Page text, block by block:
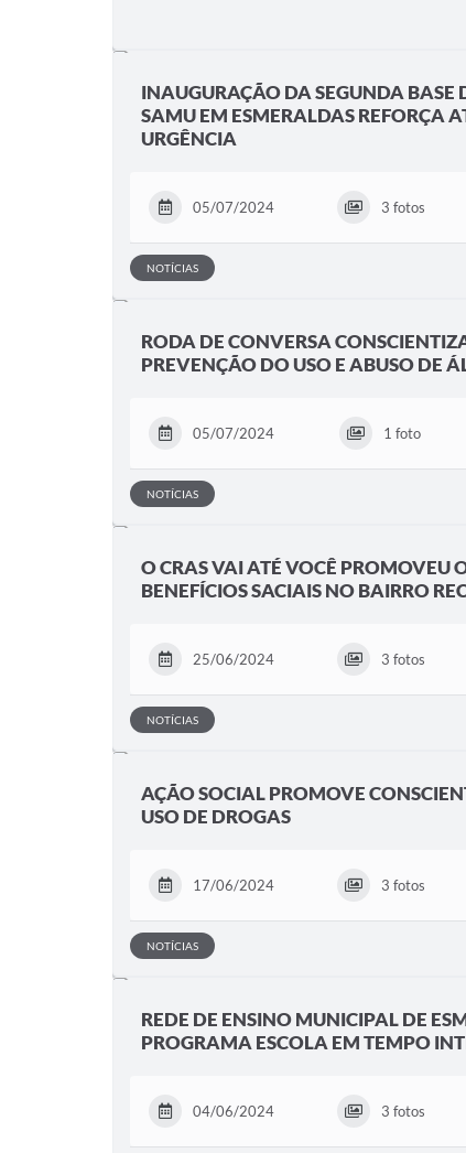
INAUGURAÇÃO DA SEGUNDA BASE
SAMU EM ESMERALDAS REFORÇA
URGÊNCIA
05/07/2024 3 fotos
NOTÍCIAS
RODA DE CONVERSA
PREVENÇÃO DO USO E ABUSO DE
05/07/2024 1 foto
NOTÍCIAS
O CRAS VAI ATÉ VOCÊ PROMOVEU
BENEFÍCIOS SACIAIS NO BAIRRO
25/06/2024 3 fotos
NOTÍCIAS
AÇÃO SOCIAL PROMOVE
USO DE DROGAS
17/06/2024 3 fotos
NOTÍCIAS
REDE DE ENSINO MUNICIPAL DE
PROGRAMA ESCOLA EM TEMPO
04/06/2024 3 fotos